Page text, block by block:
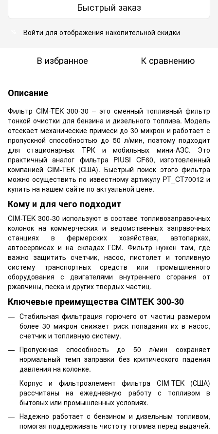
Быстрый заказ
Войти для отображения накопительной скидки
В избранное К сравнению
Описание
Фильтр CIM-TEK 300-30 – это сменный топливный фильтр
тонкой очистки для бензина и дизельного топлива. Модель
отсекает механические примеси до 30 микрон и работает с
пропускной способностью до 50 л/мин, поэтому подходит
для стационарных ТРК и мобильных мини-АЗС. Это
практичный аналог фильтра PIUSI CF60, изготовленный
компанией CIM-TEK (США). Быстрый поиск этого фильтра
можно осуществить по известному артикулу PT_CT70012 и
купить на нашем сайте по актуальной цене.
Кому и для чего подходит
CIM-TEK 300-30 используют в составе топливозаправочных
колонок на коммерческих и ведомственных заправочных
станциях в фермерских хозяйствах, автопарках,
автосервисах и на складах ГСМ. Фильтр нужен там, где
важно защитить счетчик, насос, пистолет и топливную
систему транспортных средств или промышленного
оборудования с двигателями внутреннего сгорания от
ржавчины, песка и других твердых частиц.
Ключевые преимущества CIMTEK 300-30
Стабильная фильтрация горючего от частиц размером
более 30 микрон снижает риск попадания их в насос,
счетчик и топливную систему.
Пропускная способность до 50 л/мин сохраняет
нормальный темп заправки без критического падения
давления на колонке.
Корпус и фильтроэлемент фильтра CIM-TEK (США)
рассчитаны на ежедневную работу с топливом в
бытовых или промышленных условиях.
Надежно работает с бензином и дизельным топливом,
помогая поддерживать чистоту топлива перед выдачей.